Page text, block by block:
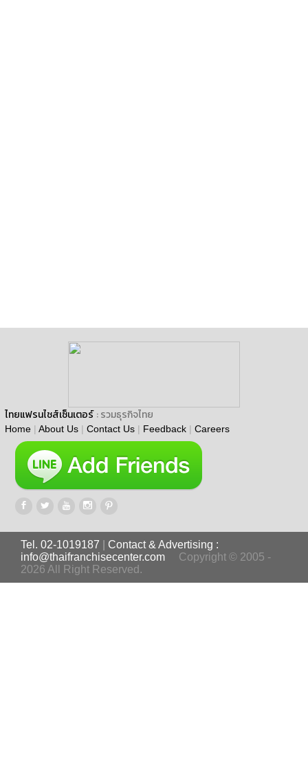
ไทยแฟรนไชส์เซ็นเตอร์ : รวมธุรกิจไทย
Home | About Us | Contact Us | Feedback | Careers
Tel. 02-1019187
Contact & Advertising :
info@thaifranchisecenter.com
Copyright © 2005 -
2026 All Right Reserved.